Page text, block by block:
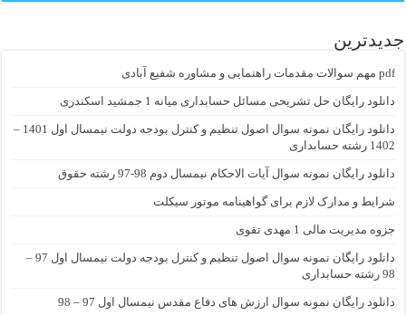
جدیدترین
pdf مهم سوالات مقدمات راهنمایی و مشاوره شفیع آبادی
دانلود رایگان حل تشریحی مسائل حسابداری میانه 1 جمشید اسکندری
دانلود رایگان نمونه سوال اصول تنظیم و کنترل بودجه دولت نیمسال اول 1401 –
1402 رشته حسابداری
دانلود رایگان نمونه سوال آیات الاحکام نیمسال دوم 98-97 رشته حقوق
شرایط و مدارک لازم برای گواهینامه موتور سیکلت
جزوه مدیریت مالی 1 مهدی تقوی
دانلود رایگان نمونه سوال اصول تنظیم و کنترل بودجه دولت نیمسال اول 97 –
98 رشته حسابداری
دانلود رایگان نمونه سوال ارزش های دفاع مقدس نیمسال اول 97 – 98